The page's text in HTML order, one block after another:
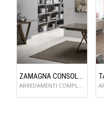
ZAMAGNA CONSOLLE FLAME
ARREDAMENTI COMPLEMENTI D'ARREDO